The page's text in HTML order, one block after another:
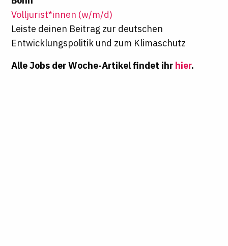
Volljurist*innen (w/m/d)
Leiste deinen Beitrag zur deutschen
Entwicklungspolitik und zum Klimaschutz
Alle Jobs der Woche-Artikel findet ihr hier.